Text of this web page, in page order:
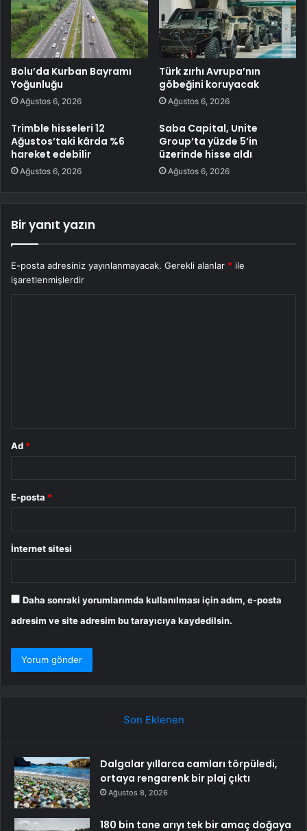
Bolu’da Kurban Bayramı
Yoğunluğu
Ağustos 6, 2026
Türk zırhı Avrupa’nın
göbeğini koruyacak
Ağustos 6, 2026
Trimble hisseleri 12
Ağustos’taki kârda %6
hareket edebilir
Ağustos 6, 2026
Saba Capital, Unite
Group’ta yüzde 5’in
üzerinde hisse aldı
Ağustos 6, 2026
Bir yanıt yazın
E-posta adresiniz yayınlanmayacak. Gerekli alanlar * ile
işaretlenmişlerdir
Ad *
E-posta *
İnternet sitesi
Daha sonraki yorumlarımda kullanılması için adım, e-posta
adresim ve site adresim bu tarayıcıya kaydedilsin.
Son Eklenen
Dalgalar yıllarca camları törpüledi,
ortaya rengarenk bir plaj çıktı
Ağustos 8, 2026
180 bin tane arıyı tek bir amaç doğaya